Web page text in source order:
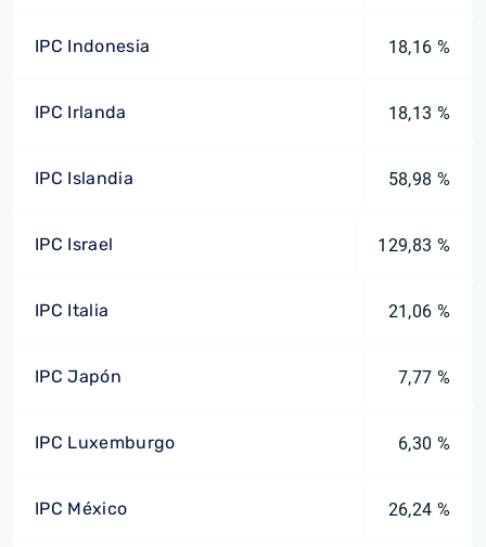
IPC Indonesia 18,16 %
IPC Irlanda 18,13 %
IPC Islandia 58,98 %
IPC Israel 129,83 %
IPC Italia 21,06 %
IPC Japón 7,77 %
IPC Luxemburgo 6,30 %
IPC México 26,24 %